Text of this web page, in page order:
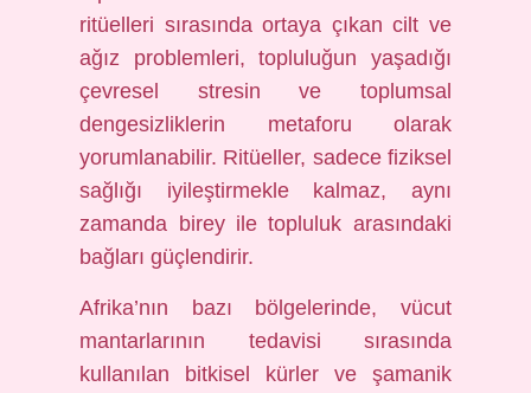
ritüelleri sırasında ortaya çıkan cilt ve
ağız problemleri, topluluğun yaşadığı
çevresel stresin ve toplumsal
dengesizliklerin metaforu olarak
yorumlanabilir. Ritüeller, sadece fiziksel
sağlığı iyileştirmekle kalmaz, aynı
zamanda birey ile topluluk arasındaki
bağları güçlendirir.
Afrika’nın bazı bölgelerinde, vücut
mantarlarının tedavisi sırasında
kullanılan bitkisel kürler ve şamanik